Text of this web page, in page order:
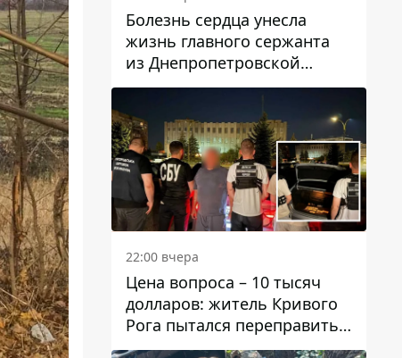
Болезнь сердца унесла
жизнь главного сержанта
из Днепропетровской
области Юрия Свистуна
22:00 вчера
Цена вопроса – 10 тысяч
долларов: житель Кривого
Рога пытался переправить
мужчину в Словакию